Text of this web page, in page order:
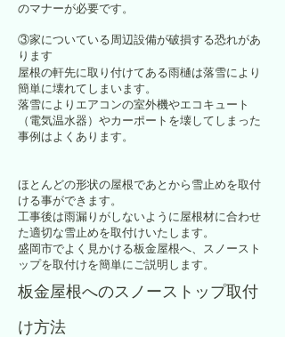
のマナーが必要です。
③家についている周辺設備が破損する恐れがあ
ります
屋根の軒先に取り付けてある雨樋は落雪により
簡単に壊れてしまいます。
落雪によりエアコンの室外機やエコキュート
（電気温水器）やカーポートを壊してしまった
事例はよくあります。
ほとんどの形状の屋根であとから雪止めを取付
ける事ができます。
工事後は雨漏りがしないように屋根材に合わせ
た適切な雪止めを取付けいたします。
盛岡市でよく見かける板金屋根へ、スノースト
ップを取付けを簡単にご説明します。
板金屋根へのスノーストップ取付
け方法